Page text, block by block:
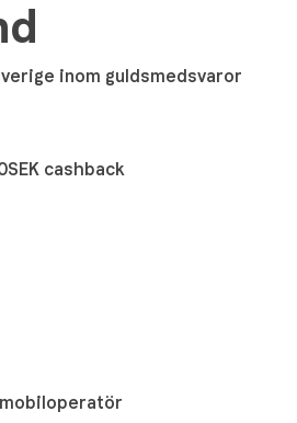
inom guldsmedsvaror
cashback